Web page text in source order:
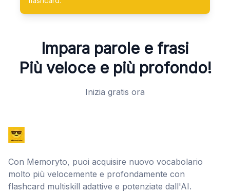
Impara parole e frasi
Più veloce e più profondo!
Inizia gratis ora
Con Memoryto, puoi acquisire nuovo vocabolario
molto più velocemente e profondamente con
flashcard multiskill adattive e potenziate dall'AI.